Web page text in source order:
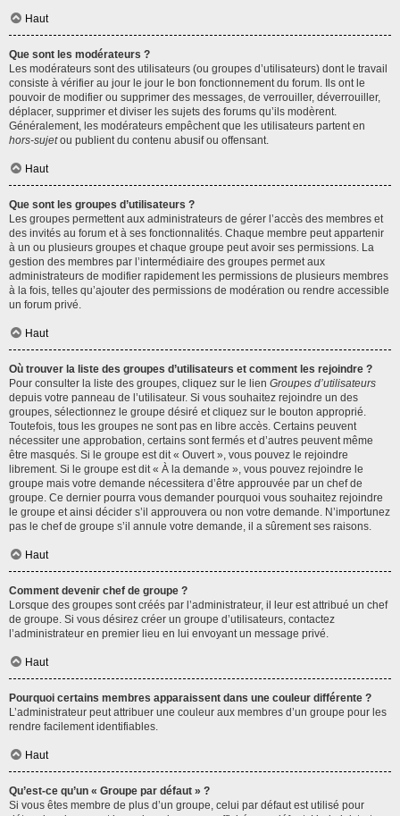
Haut
Que sont les modérateurs ?
Les modérateurs sont des utilisateurs (ou groupes d’utilisateurs) dont le travail
consiste à vérifier au jour le jour le bon fonctionnement du forum. Ils ont le
pouvoir de modifier ou supprimer des messages, de verrouiller, déverrouiller,
déplacer, supprimer et diviser les sujets des forums qu’ils modèrent.
Généralement, les modérateurs empêchent que les utilisateurs partent en
hors-sujetou publient du contenu abusif ou offensant.
Haut
Que sont les groupes d’utilisateurs ?
Les groupes permettent aux administrateurs de gérer l’accès des membres et
des invités au forum et à ses fonctionnalités. Chaque membre peut appartenir
à un ou plusieurs groupes et chaque groupe peut avoir ses permissions. La
gestion des membres par l’intermédiaire des groupes permet aux
administrateurs de modifier rapidement les permissions de plusieurs membres
à la fois, telles qu’ajouter des permissions de modération ou rendre accessible
un forum privé.
Haut
Où trouver la liste des groupes d’utilisateurs et comment les rejoindre ?
Pour consulter la liste des groupes, cliquez sur le lien Groupes d’utilisateurs
depuis votre panneau de l’utilisateur. Si vous souhaitez rejoindre un des
groupes, sélectionnez le groupe désiré et cliquez sur le bouton approprié.
Toutefois, tous les groupes ne sont pas en libre accès. Certains peuvent
nécessiter une approbation, certains sont fermés et d’autres peuvent même
être masqués. Si le groupe est dit « Ouvert », vous pouvez le rejoindre
librement. Si le groupe est dit « À la demande », vous pouvez rejoindre le
groupe mais votre demande nécessitera d’être approuvée par un chef de
groupe. Ce dernier pourra vous demander pourquoi vous souhaitez rejoindre
le groupe et ainsi décider s’il approuvera ou non votre demande. N’importunez
pas le chef de groupe s’il annule votre demande, il a sûrement ses raisons.
Haut
Comment devenir chef de groupe ?
Lorsque des groupes sont créés par l’administrateur, il leur est attribué un chef
de groupe. Si vous désirez créer un groupe d’utilisateurs, contactez
l’administrateur en premier lieu en lui envoyant un message privé.
Haut
Pourquoi certains membres apparaissent dans une couleur différente ?
L’administrateur peut attribuer une couleur aux membres d’un groupe pour les
rendre facilement identifiables.
Haut
Qu’est-ce qu’un « Groupe par défaut » ?
Si vous êtes membre de plus d’un groupe, celui par défaut est utilisé pour